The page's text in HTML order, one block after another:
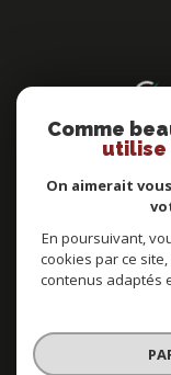
© 2026 | Tous
Comme
utilise
On aimerait
En poursuivant,
cookies par ce
contenus adaptés